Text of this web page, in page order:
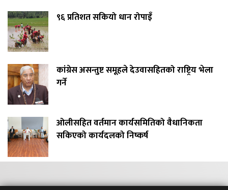
९६ प्रतिशत सकियो धान रोपाइँ
कांग्रेस असन्तुष्ट समूहले देउवासहितको राष्ट्रिय भेला
गर्ने
ओलीसहित वर्तमान कार्यसमितिको वैधानिकता
सकिएको कार्यदलको निष्कर्ष